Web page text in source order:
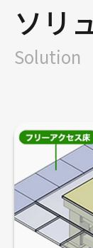
ソリ
Solution